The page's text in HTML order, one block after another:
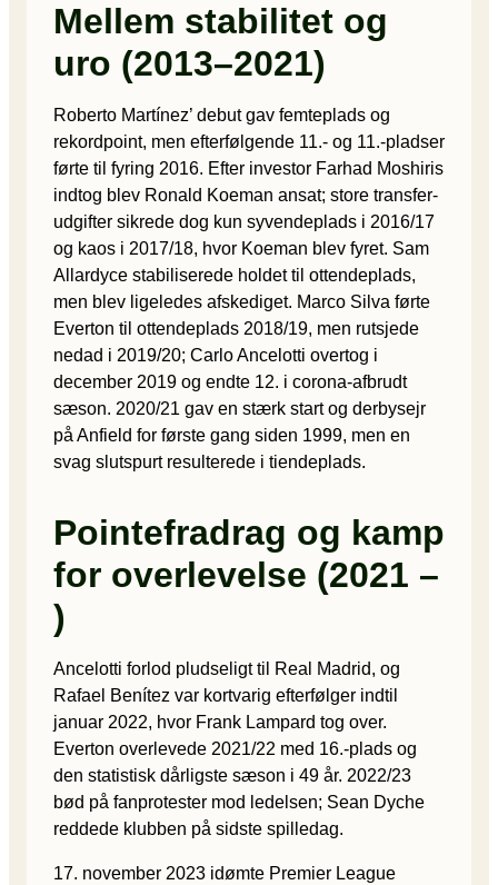
Mellem stabilitet og
uro (2013–2021)
Roberto Martínez’ debut gav femteplads og
rekordpoint, men efterfølgende 11.- og 11.-pladser
førte til fyring 2016. Efter investor Farhad Moshiris
indtog blev Ronald Koeman ansat; store transfer-
udgifter sikrede dog kun syvendeplads i 2016/17
og kaos i 2017/18, hvor Koeman blev fyret. Sam
Allardyce stabiliserede holdet til ottendeplads,
men blev ligeledes afskediget. Marco Silva førte
Everton til ottendeplads 2018/19, men rutsjede
nedad i 2019/20; Carlo Ancelotti overtog i
december 2019 og endte 12. i corona-afbrudt
sæson. 2020/21 gav en stærk start og derbysejr
på Anfield for første gang siden 1999, men en
svag slutspurt resulterede i tiendeplads.
Pointefradrag og kamp
for overlevelse (2021 –
)
Ancelotti forlod pludseligt til Real Madrid, og
Rafael Benítez var kortvarig efterfølger indtil
januar 2022, hvor Frank Lampard tog over.
Everton overlevede 2021/22 med 16.-plads og
den statistisk dårligste sæson i 49 år. 2022/23
bød på fanprotester mod ledelsen; Sean Dyche
reddede klubben på sidste spilledag.
17. november 2023 idømte Premier League